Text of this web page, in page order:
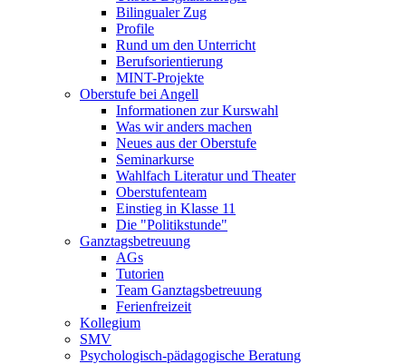
Bilingualer Zug
Profile
Rund um den Unterricht
Berufsorientierung
MINT-Projekte
Oberstufe bei Angell
Informationen zur Kurswahl
Was wir anders machen
Neues aus der Oberstufe
Seminarkurse
Wahlfach Literatur und Theater
Oberstufenteam
Einstieg in Klasse 11
Die "Politikstunde"
Ganztagsbetreuung
AGs
Tutorien
Team Ganztagsbetreuung
Ferienfreizeit
Kollegium
SMV
Psychologisch-pädagogische Beratung